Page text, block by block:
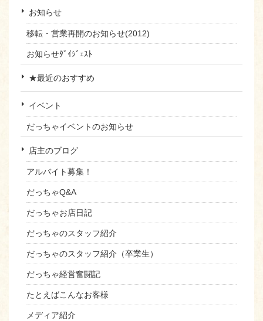
お知らせ
移転・営業再開のお知らせ(2012)
お知らせﾀﾞｲｼﾞｪｽﾄ
★最近のおすすめ
イベント
だっちゃイベントのお知らせ
店主のブログ
アルバイト募集！
だっちゃQ&A
だっちゃお店日記
だっちゃのスタッフ紹介
だっちゃのスタッフ紹介（卒業生）
だっちゃ経営奮闘記
たとえばこんなお客様
メディア紹介